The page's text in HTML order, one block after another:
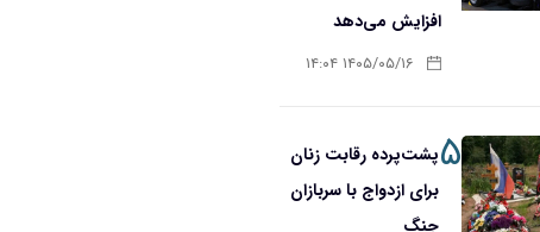
افزایش می‌دهد
۱۴۰۵/۰۵/۱۶ ۱۴:۰۴
۵پشت‌پرده رقابت زنان
برای ازدواج با سربازان
جنگ